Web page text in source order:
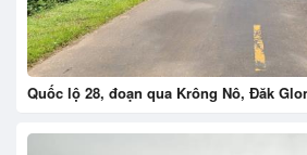
Quốc lộ 28, đoạn qua Krông Nô, Đăk